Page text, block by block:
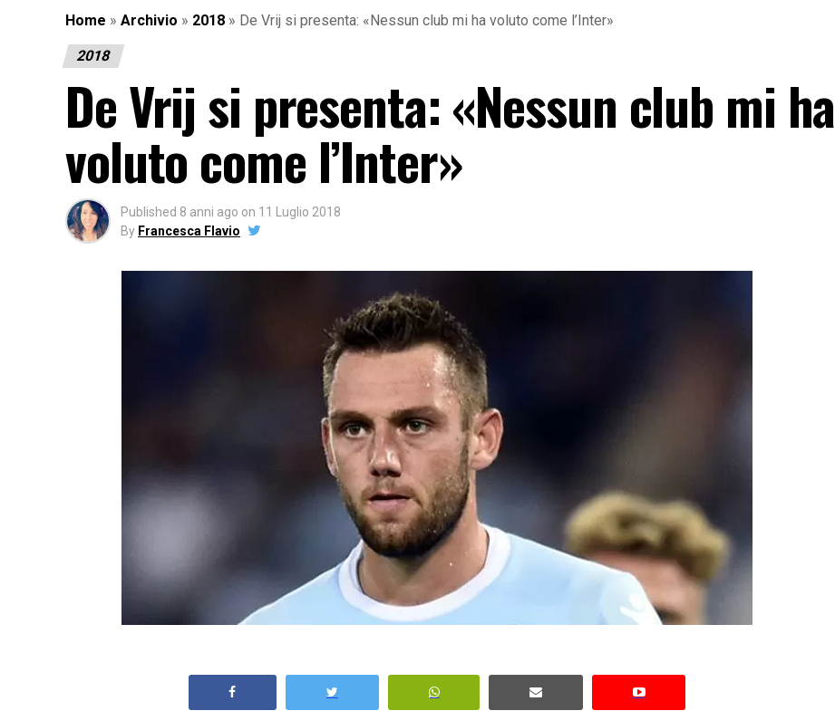
Home » Archivio » 2018 » De Vrij si presenta: «Nessun club mi ha voluto come l’Inter»
2018
De Vrij si presenta: «Nessun club mi ha
voluto come l’Inter»
Published 8 anni ago on 11 Luglio 2018
By Francesca Flavio